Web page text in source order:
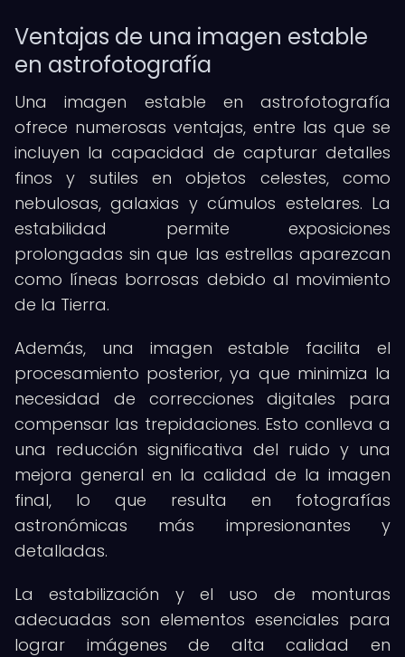
Ventajas de una imagen estable
en astrofotografía
Una imagen estable en astrofotografía
ofrece numerosas ventajas, entre las que se
incluyen la capacidad de capturar detalles
finos y sutiles en objetos celestes, como
nebulosas, galaxias y cúmulos estelares. La
estabilidad permite exposiciones
prolongadas sin que las estrellas aparezcan
como líneas borrosas debido al movimiento
de la Tierra.
Además, una imagen estable facilita el
procesamiento posterior, ya que minimiza la
necesidad de correcciones digitales para
compensar las trepidaciones. Esto conlleva a
una reducción significativa del ruido y una
mejora general en la calidad de la imagen
final, lo que resulta en fotografías
astronómicas más impresionantes y
detalladas.
La estabilización y el uso de monturas
adecuadas son elementos esenciales para
lograr imágenes de alta calidad en